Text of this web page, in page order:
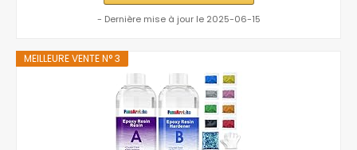
- Dernière mise à jour le 2025-06-15
MEILLEURE VENTE N° 3